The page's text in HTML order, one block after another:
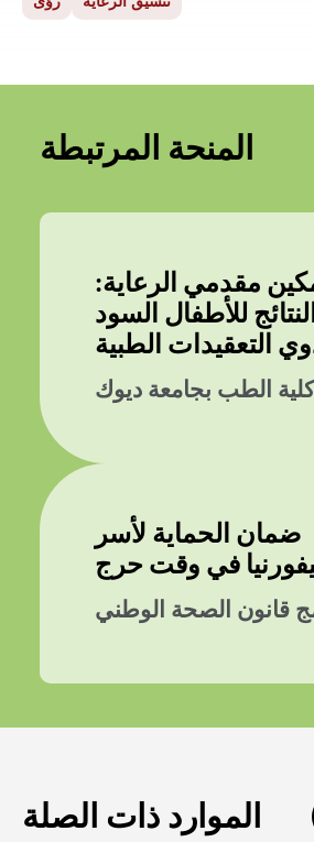
المنحة المرتبطة
مقدمي الرعاية:
للأطفال السود
التعقيدات الطبية
كلية الطب بجامعة ديوك
ضمان الحماية لأسر
في وقت حرج
قانون الصحة الوطني
الموارد ذات الصلة